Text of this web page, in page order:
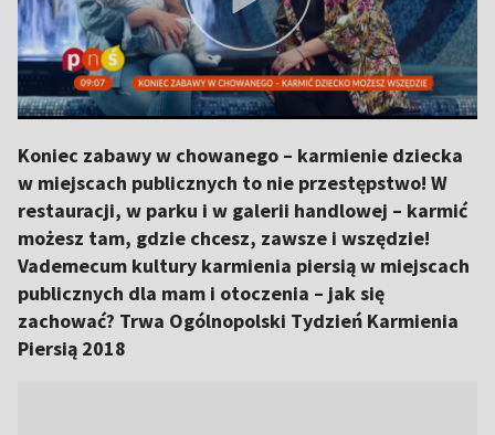
Koniec zabawy w chowanego – karmienie dziecka
w miejscach publicznych to nie przestępstwo! W
restauracji, w parku i w galerii handlowej – karmić
możesz tam, gdzie chcesz, zawsze i wszędzie!
Vademecum kultury karmienia piersią w miejscach
publicznych dla mam i otoczenia – jak się
zachować? Trwa Ogólnopolski Tydzień Karmienia
Piersią 2018